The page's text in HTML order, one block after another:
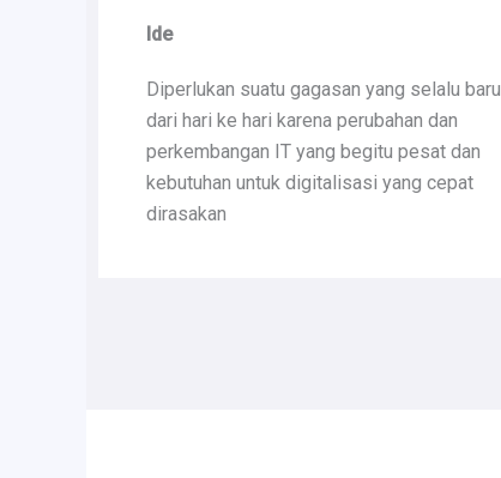
Ide
Diperlukan suatu gagasan yang selalu baru
dari hari ke hari karena perubahan dan
perkembangan IT yang begitu pesat dan
kebutuhan untuk digitalisasi yang cepat
dirasakan